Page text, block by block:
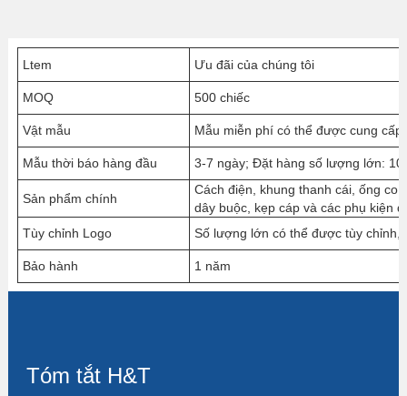
Ltem Ưu đãi của chúng tôi
MOQ 500 chiếc
Vật mẫu Mẫu miễn phí có thể được cung
Mẫu thời báo hàng đầu 3-7 ngày; Đặt hàng số lượng lớn:
Sản phẩm chính
Cách điện, khung thanh cái, ống co
dây buộc, kẹp cáp và các phụ kiện
Tùy chỉnh Logo
Số lượng lớn có thể được tùy chỉnh,
Bảo hành 1 năm
Tóm tắt H&T